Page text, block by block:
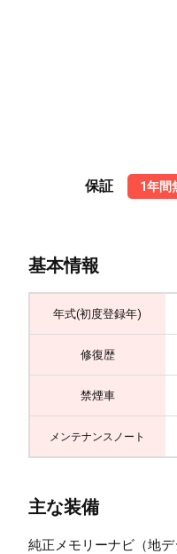
保証 1年間
基本情報
年式(初度登録年)
修復歴
禁煙車
メンテナンスノート
主な装備
純正メモリーナビ（地